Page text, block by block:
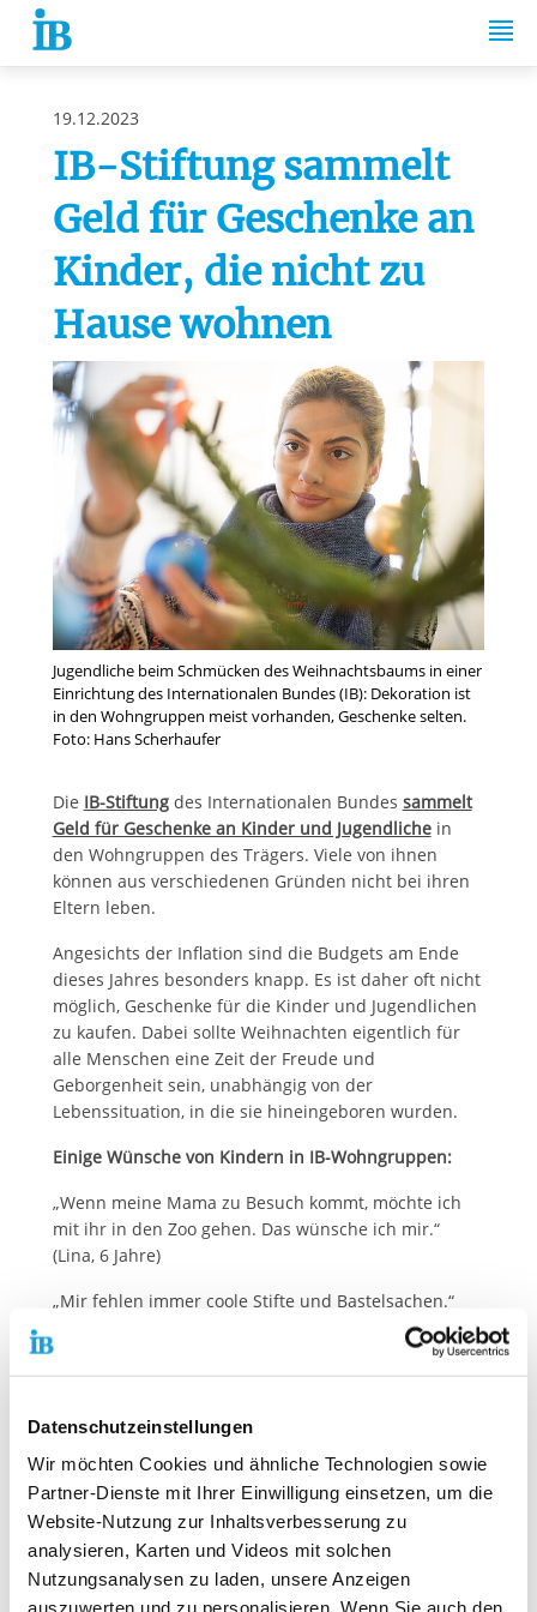
Datenschutzeinstellungen
Wir möchten Cookies und ähnliche Technologien sowie
Partner-Dienste mit Ihrer Einwilligung einsetzen, um die
Website-Nutzung zur Inhaltsverbesserung zu
analysieren, Karten und Videos mit solchen
Nutzungsanalysen zu laden, unsere Anzeigen
auszuwerten und zu personalisieren. Wenn Sie auch den
Springe zum Inhalt
19.12.2023
IB-Stiftung sammelt
Geld für Geschenke an
Kinder, die nicht zu
Hause wohnen
Jugendliche beim Schmücken des Weihnachtsbaums in einer
Einrichtung des Internationalen Bundes (IB): Dekoration ist
in den Wohngruppen meist vorhanden, Geschenke selten.
Foto: Hans Scherhaufer
Die IB-Stiftungdes Internationalen Bundes sammelt
Geld für Geschenke an Kinder und Jugendlichein
den Wohngruppen des Trägers. Viele von ihnen
können aus verschiedenen Gründen nicht bei ihren
Eltern leben.
Angesichts der Inflation sind die Budgets am Ende
dieses Jahres besonders knapp. Es ist daher oft nicht
möglich, Geschenke für die Kinder und Jugendlichen
zu kaufen. Dabei sollte Weihnachten eigentlich für
alle Menschen eine Zeit der Freude und
Geborgenheit sein, unabhängig von der
Lebenssituation, in die sie hineingeboren wurden.
Einige Wünsche von Kindern in IB-Wohngruppen:
„Wenn meine Mama zu Besuch kommt, möchte ich
mit ihr in den Zoo gehen. Das wünsche ich mir.“
(Lina, 6 Jahre)
„Mir fehlen immer coole Stifte und Bastelsachen.“
„Manche Comics sind schon so alt, dass ich sie nicht
„Die IB-Stiftung sorgt mit ihrer Aktion dafür, dass es
doch noch möglich ist, diesen jungen Menschen an
Weihnachten eine besondere Freude zu machen.
Dazu bitte ich Sie um Ihre Mithilfe. Mit einer
können Sie noch dafür sorgen, dass Kinder und
Jugendliche Geschenke bekommen. Vielen herzlichen
Dank!“, sagt Thiemo Fojkar, Vorstandsvorsitzender